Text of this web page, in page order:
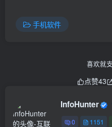
手机软件
喜欢就
点赞43
InfoHunter
0 1151